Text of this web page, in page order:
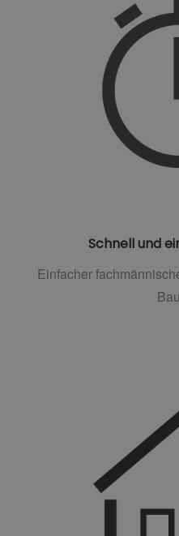
Schnell und
Einfacher